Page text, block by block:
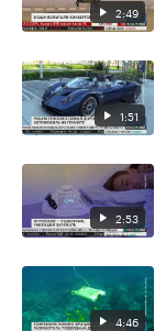
2:49
1:51
2:53
4:46